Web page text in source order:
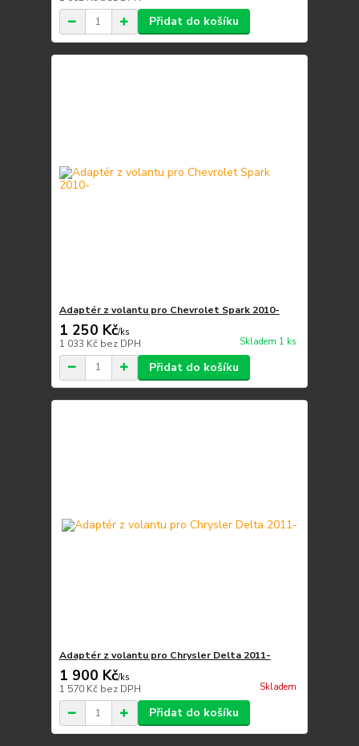
Přidat do košíku
Adaptér z volantu pro Chevrolet Spark 2010-
1 250 Kč/ks
1 033 Kč bez DPH Skladem 1 ks
Přidat do košíku
Adaptér z volantu pro Chrysler Delta 2011-
1 900 Kč/ks
1 570 Kč bez DPH Skladem
Přidat do košíku